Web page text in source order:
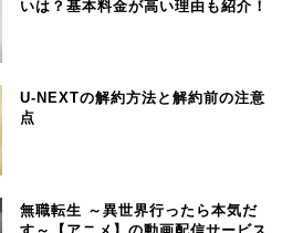
いは？基本料金が高い理由も紹介！
U-NEXTの解約方法と解約前の注意
点
無職転生 ～異世界行ったら本気だ